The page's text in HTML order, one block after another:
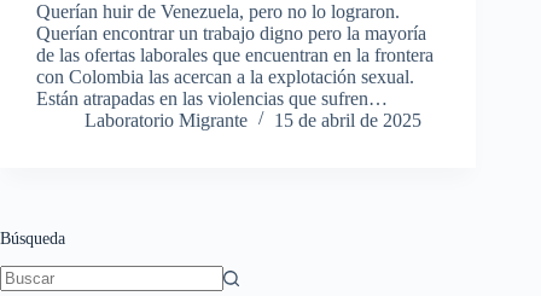
Querían huir de Venezuela, pero no lo lograron.
Querían encontrar un trabajo digno pero la mayoría
de las ofertas laborales que encuentran en la frontera
con Colombia las acercan a la explotación sexual.
Están atrapadas en las violencias que sufren…
Laboratorio Migrante
15 de abril de 2025
Búsqueda